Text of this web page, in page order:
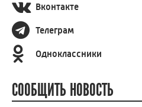
Вконтакте
Телеграм
Одноклассники
СООБЩИТЬ НОВОСТЬ